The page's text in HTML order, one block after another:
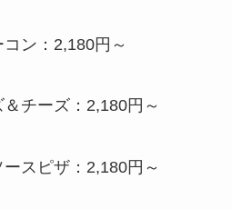
ン：2,180円～
チーズ：2,180円～
スピザ：2,180円～